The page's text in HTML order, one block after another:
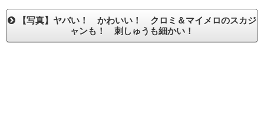
【写真】ヤバい！ かわいい！ クロミ＆マイメロのスカジ
ャンも！ 刺しゅうも細かい！